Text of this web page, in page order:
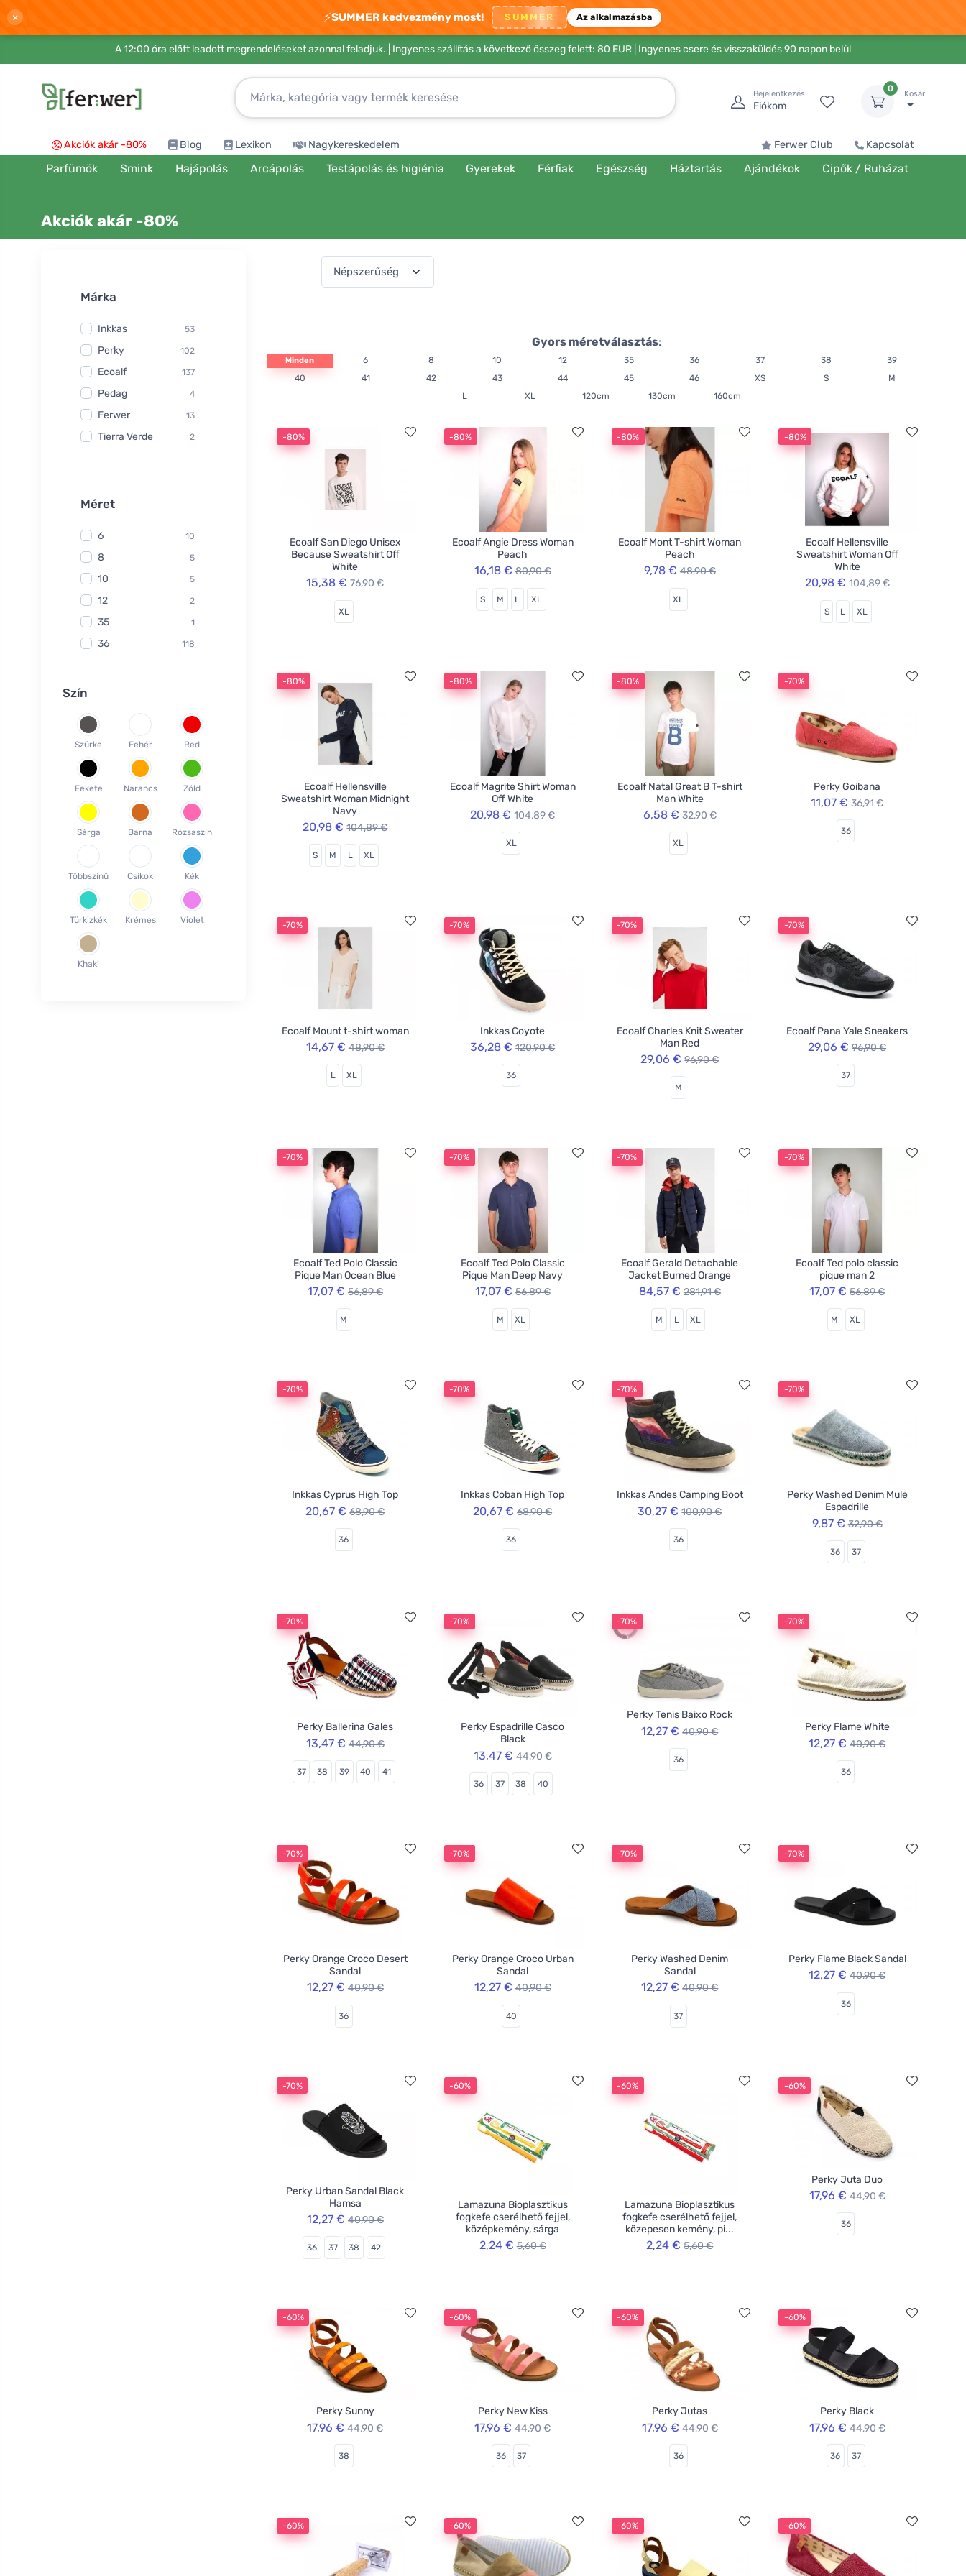
× ⚡SUMMER kedvezmény most! SUMMER Az alkalmazásba
A 12:00 óra előtt leadott megrendeléseket azonnal feladjuk. | Ingyenes szállítás a következő összeg felett: 80 EUR | Ingyenes csere és visszaküldés 90 napon belül
Bejelentkezés
Fiókom
0
Kosár
Akciók akár -80% Blog Lexikon Nagykereskedelem Ferwer Club Kapcsolat
Parfümök Smink Hajápolás Arcápolás Testápolás és higiénia Gyerekek Férfiak Egészség Háztartás Ajándékok Cipők / Ruházat
Akciók akár -80%
Márka
Inkkas 53
Perky 102
Ecoalf 137
Pedag 4
Ferwer 13
Tierra Verde 2
Watersavers
Yuuki
Officina Naturae 6
OnlyBio 1
Endles by Econea 3
Pinke Welle 3
1
Jack n Jill 35
5
1
Circular Cup 1
Neobotanics 17
Méret
6 10
8 5
10 5
12 2
35 1
36 118
37
40 58
41
42 35
43 26
44
45 18
46
XS 3
S
M 40
L
XL
Szín
Szürke Fehér Red
Fekete Narancs Zöld
Sárga Barna Rózsaszín
Többszínű Csíkok Kék
Türkizkék Krémes Violet
Khaki
Gyors méretválasztás:
Minden 6 8 10 12 35 36 37 38
39
40
41 42 43 44 45 46 XS S
M
L
XL 120cm 130cm 160cm
-80%
Ecoalf San Diego Unisex
Because Sweatshirt Off
White
15,38 € 76,90 €
XL
-80%
Ecoalf Angie Dress Woman
Peach
16,18 € 80,90 €
S M L XL
-80%
Ecoalf Mont T-shirt Woman
Peach
9,78 € 48,90 €
XL
-80%
Ecoalf Hellensville
Sweatshirt Woman Off
White
20,98 € 104,89 €
S L XL
-80%
Ecoalf Hellensville
Sweatshirt Woman Midnight
Navy
20,98 € 104,89 €
S M L XL
-80%
Ecoalf Magrite Shirt Woman
Off White
20,98 € 104,89 €
XL
-80%
Ecoalf Natal Great B T-shirt
Man White
6,58 € 32,90 €
XL
-70%
Perky Goibana
11,07 € 36,91 €
36
-70%
Ecoalf Mount t-shirt woman
14,67 € 48,90 €
L XL
-70%
Inkkas Coyote
36,28 € 120,90 €
36
-70%
Ecoalf Charles Knit Sweater
Man Red
29,06 € 96,90 €
M
-70%
Ecoalf Pana Yale Sneakers
29,06 € 96,90 €
37
-70%
Ecoalf Ted Polo Classic
Pique Man Ocean Blue
17,07 € 56,89 €
M
-70%
Ecoalf Ted Polo Classic
Pique Man Deep Navy
17,07 € 56,89 €
M XL
-70%
Ecoalf Gerald Detachable
Jacket Burned Orange
84,57 € 281,91 €
M L XL
-70%
Ecoalf Ted polo classic
pique man 2
17,07 € 56,89 €
M XL
-70%
Inkkas Cyprus High Top
20,67 € 68,90 €
36
-70%
Inkkas Coban High Top
20,67 € 68,90 €
36
-70%
Inkkas Andes Camping Boot
30,27 € 100,90 €
36
-70%
Perky Washed Denim Mule
Espadrille
9,87 € 32,90 €
36 37
-70%
Perky Ballerina Gales
13,47 € 44,90 €
37 38 39 40 41
-70%
Perky Espadrille Casco
Black
13,47 € 44,90 €
36 37 38 40
-70%
Perky Tenis Baixo Rock
12,27 € 40,90 €
36
-70%
Perky Flame White
12,27 € 40,90 €
36
-70%
Perky Orange Croco Desert
Sandal
12,27 € 40,90 €
36
-70%
Perky Orange Croco Urban
Sandal
12,27 € 40,90 €
40
-70%
Perky Washed Denim
Sandal
12,27 € 40,90 €
37
-70%
Perky Flame Black Sandal
12,27 € 40,90 €
36
-70%
Perky Urban Sandal Black
Hamsa
12,27 € 40,90 €
36 37 38 42
-60%
Lamazuna Bioplasztikus
fogkefe cserélhető fejjel,
középkemény, sárga
2,24 € 5,60 €
-60%
Lamazuna Bioplasztikus
fogkefe cserélhető fejjel,
közepesen kemény, pi...
2,24 € 5,60 €
-60%
Perky Juta Duo
17,96 € 44,90 €
36
-60%
Perky Sunny
17,96 € 44,90 €
38
-60%
Perky New Kiss
17,96 € 44,90 €
36 37
-60%
Perky Jutas
17,96 € 44,90 €
36
-60%
Perky Black
17,96 € 44,90 €
36 37
-60% -60% -60% -60%